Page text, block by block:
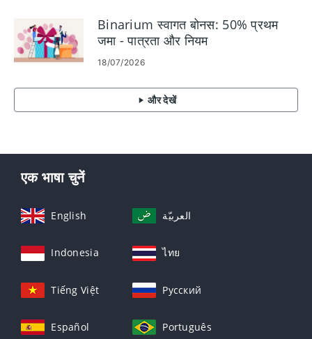
Binarium स्वागत बोनस: 50% प्रथम
जमा - पात्रता और नियम
18/07/2026
और देखें
एक भाषा चुनें
English العربيّة
Indonesia ไทย
Tiếng Việt Русский
Español Português